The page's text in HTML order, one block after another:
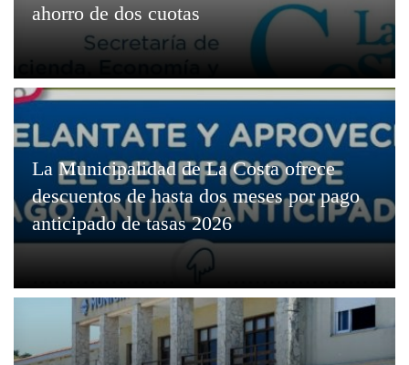
ahorro de dos cuotas
La Municipalidad de La Costa ofrece
descuentos de hasta dos meses por pago
anticipado de tasas 2026